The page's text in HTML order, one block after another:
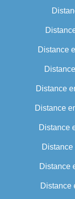
Distance
Distance
Distance
Distance
Distance
Distance
Distance